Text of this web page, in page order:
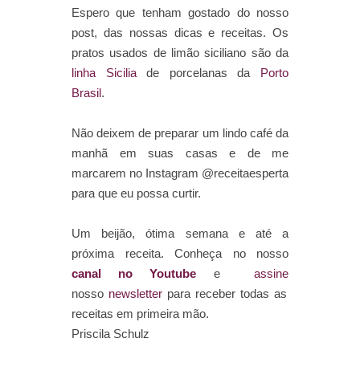
Espero que tenham gostado do nosso
post, das nossas dicas e receitas. Os
pratos usados de limão siciliano são da
linha Siciliade porcelanas da Porto
Brasil.
Não deixem de preparar um lindo café da
manhã em suas casas e de me
marcarem no Instagram @receitaesperta
para que eu possa curtir.
Um beijão, ótima semana e até a
próxima receita. Conheça no nosso
canal no Youtube eassine
nosso newsletter para receber todas as
receitas em primeira mão.
Priscila Schulz